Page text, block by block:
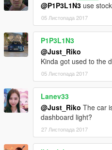
SPECIAL THANKS.
-Kimeurope - gta5-mods.com/
-Sokudo Chasers Modding Team
mods.com/users/SokudoChasers
facebook.com/SokudoChasers
-Zeiko Gaming -
-TGIJ - gta5-mods.com/users/
-NewEra - gta5-mods.com/
-GTAFan0802 -
-Alex -
@P1P3L1N3 use
05 Листопада 2017
P1P3L1N3
@Just_Riko
Kinda got used to the
05 Листопада 2017
Lanev33
@Just_Riko The car
dashboard light?
27 Листопада 2017